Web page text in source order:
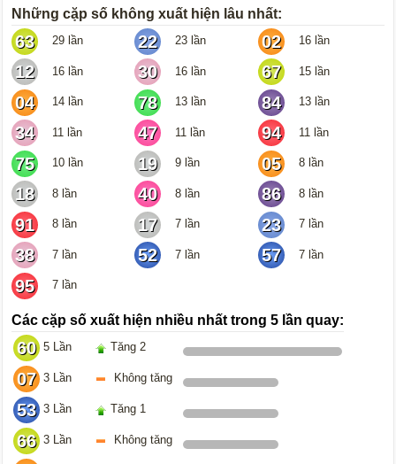
Những cặp số không xuất hiện lâu nhất:
63 29 lần 22 23 lần 02 16 lần
12 16 lần 30 16 lần 67 15 lần
04 14 lần 78 13 lần 84 13 lần
34 11 lần 47 11 lần 94 11 lần
75 10 lần 19 9 lần 05 8 lần
18 8 lần 40 8 lần 86 8 lần
91 8 lần 17 7 lần 23 7 lần
38 7 lần 52 7 lần 57 7 lần
95 7 lần
Các cặp số xuất hiện nhiều nhất trong 5 lần quay:
60 5 Lần Tăng 2
07 3 Lần Không tăng
53 3 Lần Tăng 1
66 3 Lần Không tăng